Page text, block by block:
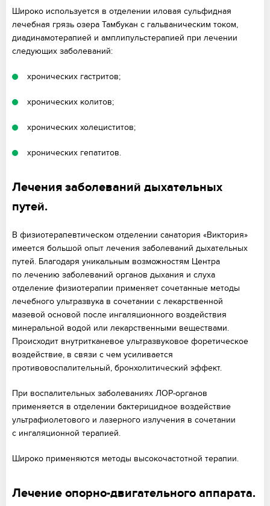
Широко используется в отделении иловая сульфидная
лечебная грязь озера Тамбукан с гальваническим током,
диадинамотерапией и амплипульстерапией при лечении
следующих заболеваний:
хронических гастритов;
хронических колитов;
хронических холециститов;
хронических гепатитов.
Лечения заболеваний дыхательных
путей.
В физиотерапевтическом отделении санатория «Виктория»
имеется большой опыт лечения заболеваний дыхательных
путей. Благодаря уникальным возможностям Центра
по лечению заболеваний органов дыхания и слуха
отделение физиотерапии применяет сочетанные методы
лечебного ультразвука в сочетании с лекарственной
мазевой основой после ингаляционного воздействия
минеральной водой или лекарственными веществами.
Происходит внутритканевое ультразвуковое форетическое
воздействие, в связи с чем усиливается
противовоспалительный, бронхолитический эффект.
При воспалительных заболеваниях ЛОР-органов
применяется в отделении бактерицидное воздействие
ультрафиолетового и лазерного излучения в сочетании
с ингаляционной терапией.
Широко применяются методы высокочастотной терапии.
Лечение опорно-двигательного аппарата.